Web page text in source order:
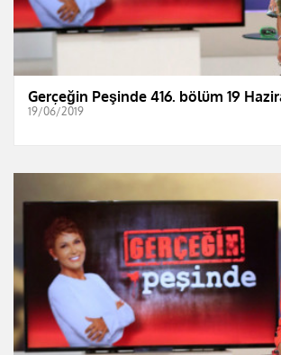
Gerçeğin Peşinde 416. bölüm 19
19/06/2019